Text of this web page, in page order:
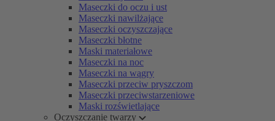
Maseczki do oczu i ust
Maseczki nawilżające
Maseczki oczyszczające
Maseczki błotne
Maski materiałowe
Maseczki na noc
Maseczki na wągry
Maseczki przeciw pryszczom
Maseczki przeciwstarzeniowe
Maski rozświetlające
Oczyszczanie twarzy